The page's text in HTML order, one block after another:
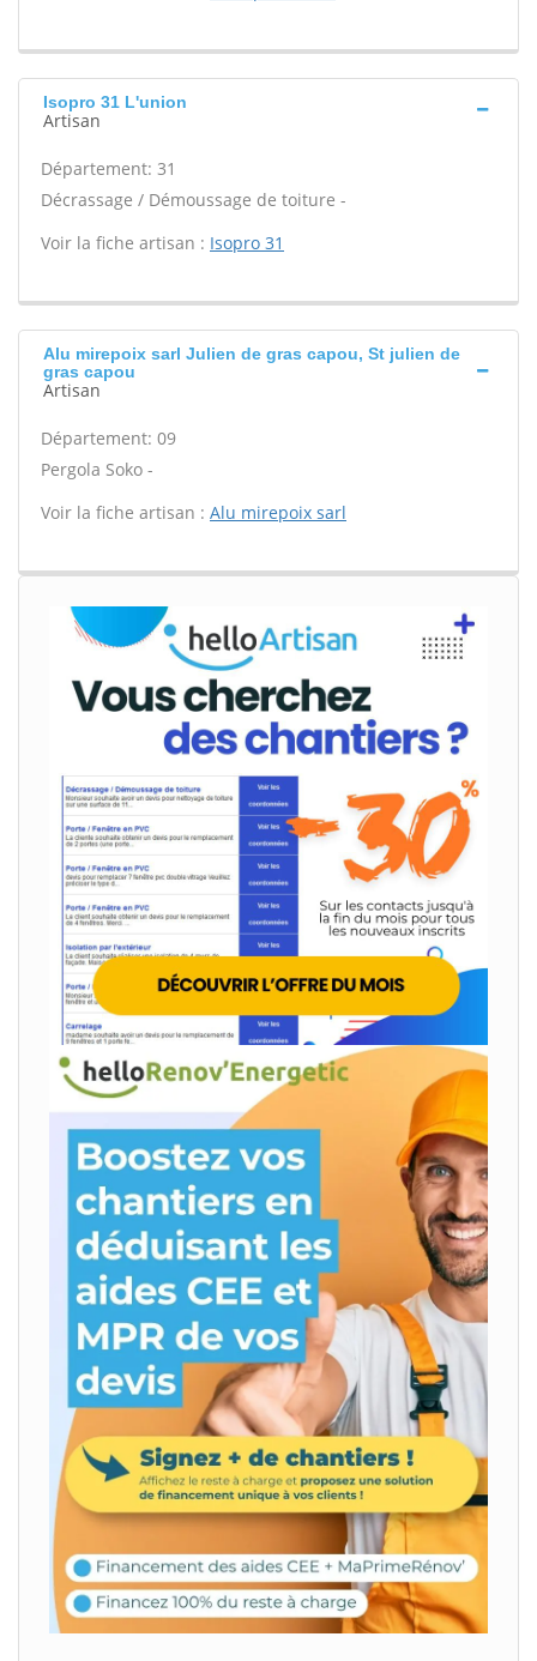
Isopro 31 L'union
Artisan
Département: 31
Décrassage / Démoussage de toiture -
Voir la fiche artisan : Isopro 31
Alu mirepoix sarl Julien de gras capou, St julien de
gras capou
Artisan
Département: 09
Pergola Soko -
Voir la fiche artisan : Alu mirepoix sarl